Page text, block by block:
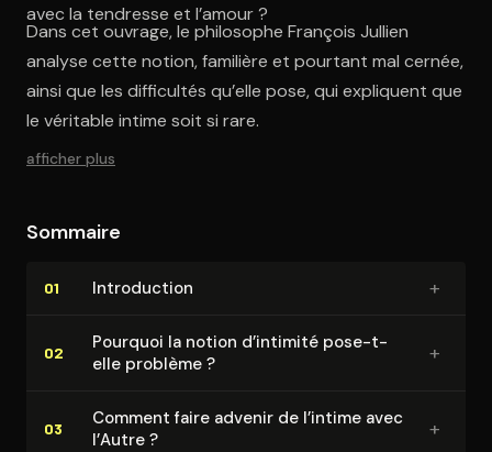
avec la tendresse et l’amour ?
Dans cet ouvrage, le philosophe François Jullien
analyse cette notion, familière et pourtant mal cernée,
ainsi que les difficultés qu’elle pose, qui expliquent que
le véritable intime soit si rare.
afficher plus
Sommaire
01 In­tro­duc­tion +
02
Pourquoi la notion d’intimité pose-t-
elle problème ?
+
03
Comment faire advenir de l’intime avec
l’Autre ?
+